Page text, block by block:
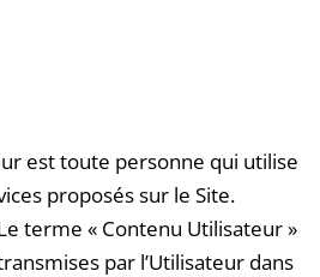
est toute personne qui utilise
proposés sur le Site.
terme « Contenu Utilisateur »
par l’Utilisateur dans